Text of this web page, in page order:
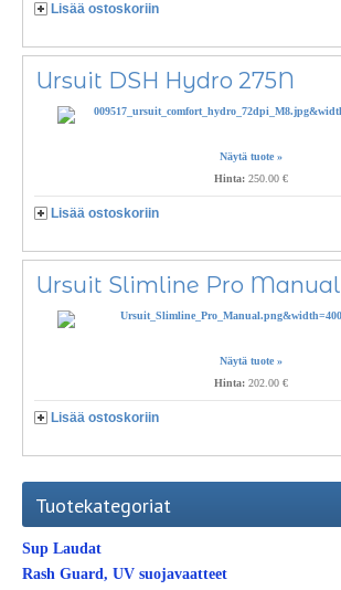
Lisää ostoskoriin
Ursuit DSH Hydro 275N
Näytä tuote »
Hinta: 250.00 €
Lisää ostoskoriin
Ursuit Slimline Pro Manual
Näytä tuote »
Hinta: 202.00 €
Lisää ostoskoriin
Tuotekategoriat
Sup Laudat
Rash Guard, UV suojavaatteet